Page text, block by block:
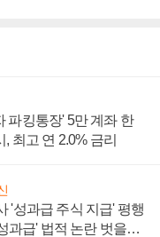
파킹통장' 5만 계좌 한
최고 연 2.0% 금리
'성과급 주식 지급' 평행
과급' 법적 논란 벗을지